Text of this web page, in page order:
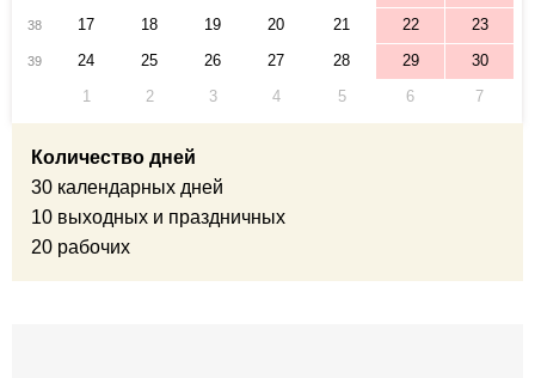
38 17 18 19 20 21 22 23
39 24 25 26 27 28 29
30
1
2 3 4 5 6 7
Количество дней
30 календарных дней
10 выходных и праздничных
20 рабочих